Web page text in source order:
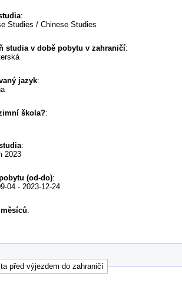
:
Studies / Chinese Studies
studia v době pobytu v zahraničí:
jazyk:
škola?:
:
2023
(od-do):
04 - 2023-12-24
:
před výjezdem do zahraničí